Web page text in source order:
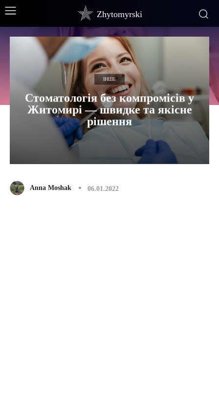
Zhytomyrski
ІНШЕ
Стоматологія без компромісів у
Житомирі — швидке та якісне
рішення
Anna Moshak 06.01.2022